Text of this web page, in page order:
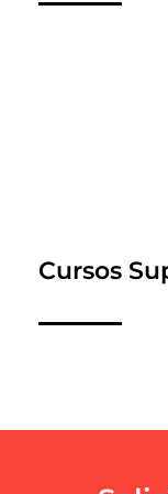
Cursos